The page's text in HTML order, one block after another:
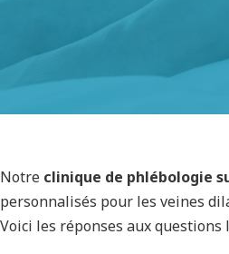
Notre clinique de phlébologie
personnalisés pour les veines
Voici les réponses aux